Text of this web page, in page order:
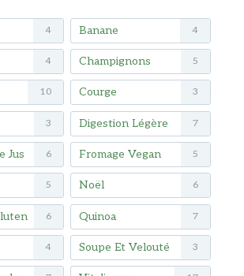
4 Banane 4
4 Champignons 5
10 Courge 3
3 Digestion Légère 7
Jus 6 Fromage Vegan 5
5 Noël 6
6 Quinoa 7
4 Soupe Et Velouté 3